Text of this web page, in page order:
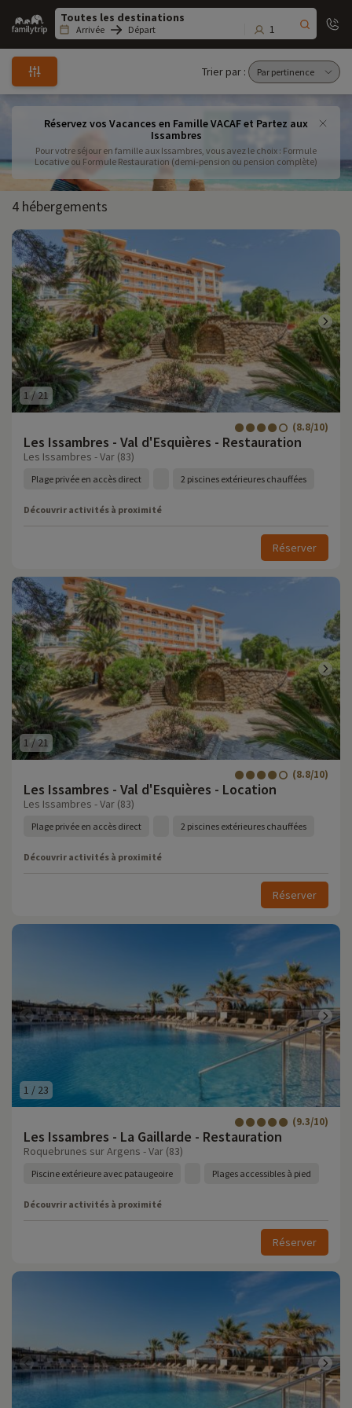
Family
trip
Arrivée Départ 1
Trier par :
Réservez vos Vacances en Famille VACAF et Partez aux
Issambres
Pour votre séjour en famille aux Issambres, vous avez le choix : Formule
Locative ou Formule Restauration (demi-pension ou pension complète)
4 hébergements
1 /21
Les Issambres - Val d'Esquières - Restauration
(8.8/10)
Les Issambres - Var (83)
Plage privée en accès direct 2 piscines extérieures chauffées
Découvrir activités à proximité
Réserver
1 /21
Les Issambres - Val d'Esquières - Location
(8.8/10)
Les Issambres - Var (83)
Plage privée en accès direct 2 piscines extérieures chauffées
Découvrir activités à proximité
Réserver
1 / 23
Les Issambres - La Gaillarde - Restauration
(9.3/10)
Roquebrunes sur Argens - Var (83)
Piscine extérieure avec pataugeoire Plages accessibles à pied
Découvrir activités à proximité
Réserver